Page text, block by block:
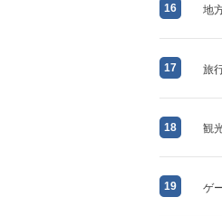
16 地
17 旅
18 観
19 ゲ